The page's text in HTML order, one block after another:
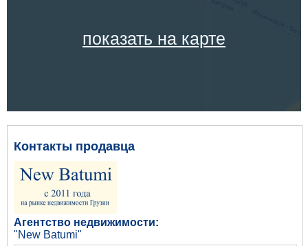
показать на карте
Контакты продавца
Агентство недвижимости:
"New Batumi"